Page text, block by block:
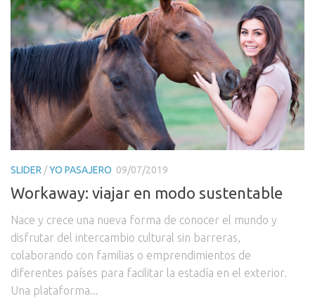
SLIDER /YO PASAJERO 09/07/2019
Workaway: viajar en modo sustentable
Nace y crece una nueva forma de conocer el mundo y
disfrutar del intercambio cultural sin barreras,
colaborando con familias o emprendimientos de
diferentes países para facilitar la estadía en el exterior.
Una plataforma...